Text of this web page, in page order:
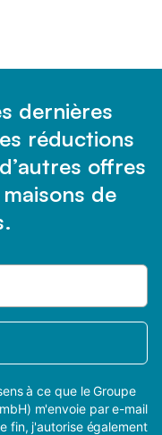
dernières
réductions
offres
de
à ce que le Groupe
m'envoie par e-mail
fin, j'autorise également